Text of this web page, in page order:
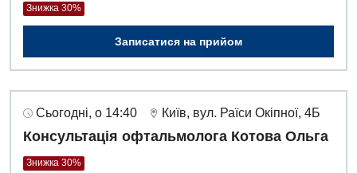
Знижка 30%
Записатися на прийом
Сьогодні, о 14:40 Київ, вул. Раїси Окіпної, 4Б
Консультація офтальмолога Котова Ольга
Знижка 30%